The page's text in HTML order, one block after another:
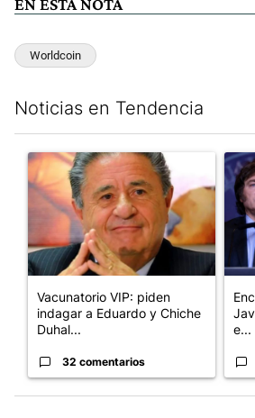
EN ESTA NOTA
Worldcoin
Noticias en Tendencia
Un artículo de tendencia con el título
Vacunatorio VIP: piden
indagar a Eduardo y Chiche
Duhal...
32 comentarios
Un
e...